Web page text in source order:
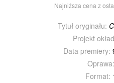
Najniższa cena z
Tytuł oryginału:
Projekt
Data premiery:
Oprawa:
Format: